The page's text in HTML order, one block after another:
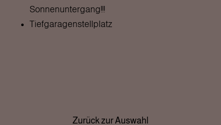
Sonnenuntergang!!!
Tiefgaragenstellplatz
Zurück zur Auswahl